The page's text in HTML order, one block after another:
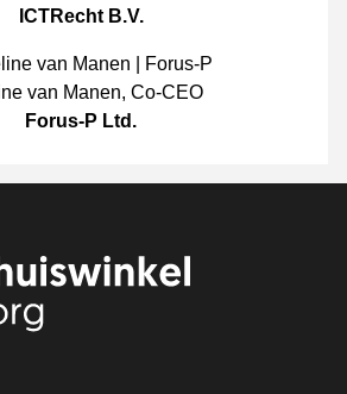
ICTRecht B.V.
van Manen, Co-CEO
Forus-P Ltd.